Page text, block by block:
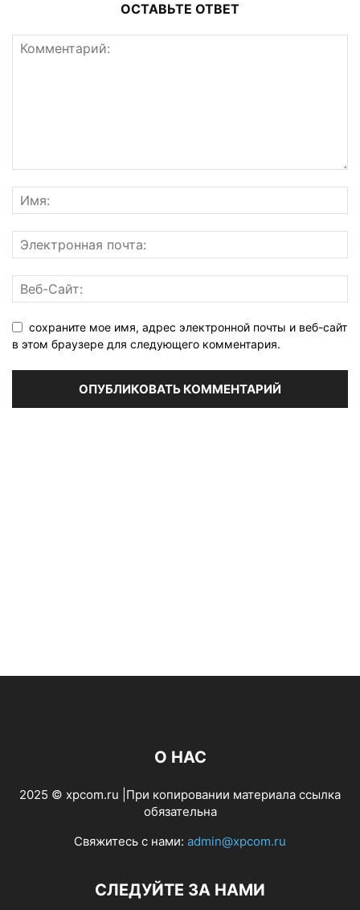
ОСТАВЬТЕ ОТВЕТ
сохраните мое имя, адрес электронной почты и веб-сайт
в этом браузере для следующего комментария.
О НАС
2025 © xpcom.ru |При копировании материала ссылка
обязательна
Свяжитесь с нами: admin@xpcom.ru
СЛЕДУЙТЕ ЗА НАМИ